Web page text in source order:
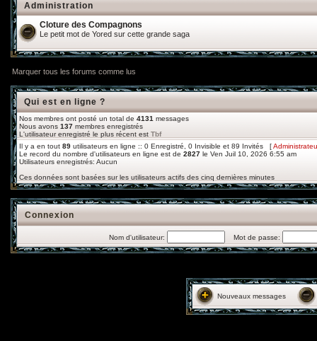
Administration
Cloture des Compagnons
Le petit mot de Yored sur cette grande saga
Marquer tous les forums comme lus
Qui est en ligne ?
Nos membres ont posté un total de 4131 messages
Nous avons 137 membres enregistrés
L'utilisateur enregistré le plus récent est Tbf
Il y a en tout 89 utilisateurs en ligne :: 0 Enregistré, 0 Invisible et 89 Invités [
Le record du nombre d'utilisateurs en ligne est de 2827 le Ven Juil 10, 2026 6:55 am
Utilisateurs enregistrés: Aucun
Ces données sont basées sur les utilisateurs actifs des cinq dernières minutes
Connexion
Nom d'utilisateur: Mot de passe:
Nouveaux messages